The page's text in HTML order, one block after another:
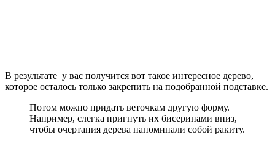
В результате у вас получится вот такое интересное дерево,
которое осталось только закрепить на подобранной подставке.
Потом можно придать веточкам другую форму.
Например, слегка пригнуть их бисеринами вниз,
чтобы очертания дерева напоминали собой ракиту.